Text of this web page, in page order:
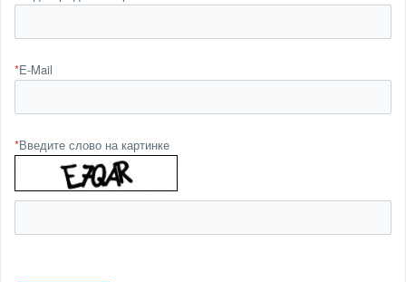
*E-Mail
*Введите слово на картинке